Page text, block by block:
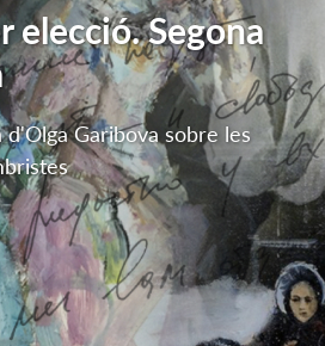
elecció. Segona
Garibova sobre les